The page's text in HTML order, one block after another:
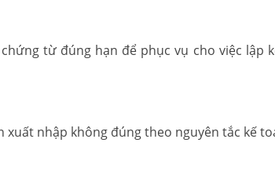
từ đúng hạn để phục vụ cho việc lập
nhập không đúng theo nguyên tắc kế